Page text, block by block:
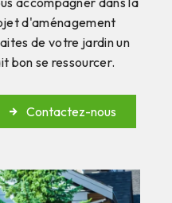
d'aménagement
de votre jardin un
bon se ressourcer.
Contactez-nous